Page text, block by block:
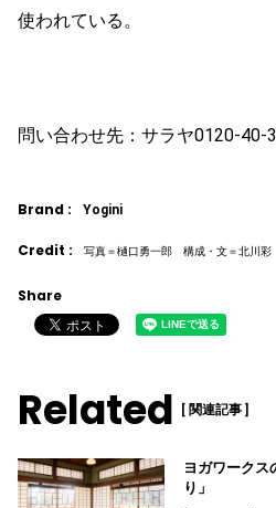
使われている。
問い合わせ先：サラヤ0120-40-
Brand : Yogini
Credit : 写真＝樋口勇一郎 構成・文＝北川彩
Share
Related [ 関連記事 ]
ヨガワークス
り」